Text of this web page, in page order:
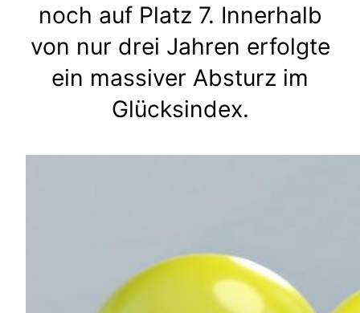
noch auf Platz 7. Innerhalb
von nur drei Jahren erfolgte
ein massiver Absturz im
Glücksindex.